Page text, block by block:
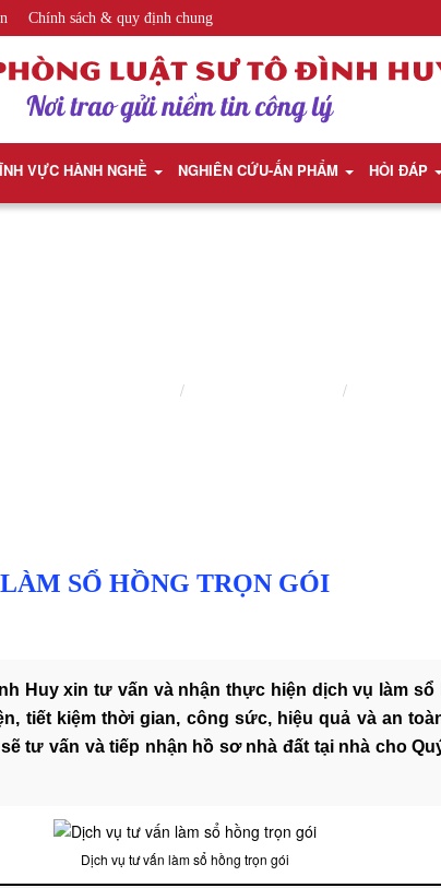
Chính sách & quy định chung
VỰC HÀNH NGHỀ NGHIÊN CỨU-ẤN PHẨM HỎI ĐÁP
SỔ HỒNG TRỌN GÓI
Huyxin tư vấn và nhận thực hiện dịch vụ làm sổ
tiết kiệm thời gian, công sức, hiệu quả và an
tư vấn và tiếp nhận hồ sơ nhà đất tại nhà cho
Dịch vụ tư vấn làm sổ hồng trọn gói